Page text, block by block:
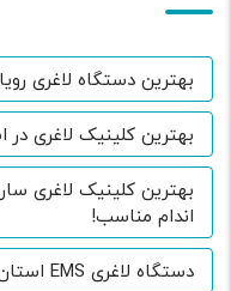
بهترین دستگاه لاغری
بهترین کلینیک لاغری در
بهترین کلینیک لاغری
اندام مناسب!
دستگاه لاغری EMS استان مازندران